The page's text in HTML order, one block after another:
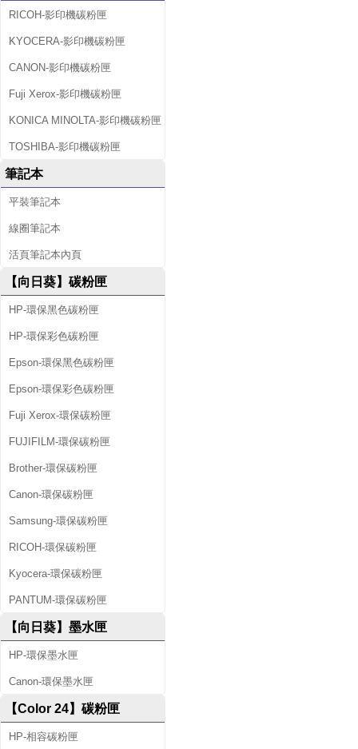
RICOH-影印機碳粉匣
KYOCERA-影印機碳粉匣
CANON-影印機碳粉匣
Fuji Xerox-影印機碳粉匣
KONICA MINOLTA-影印機碳粉匣
TOSHIBA-影印機碳粉匣
筆記本
平裝筆記本
線圈筆記本
活頁筆記本內頁
【向日葵】碳粉匣
HP-環保黑色碳粉匣
HP-環保彩色碳粉匣
Epson-環保黑色碳粉匣
Epson-環保彩色碳粉匣
Fuji Xerox-環保碳粉匣
FUJIFILM-環保碳粉匣
Brother-環保碳粉匣
Canon-環保碳粉匣
Samsung-環保碳粉匣
RICOH-環保碳粉匣
Kyocera-環保碳粉匣
PANTUM-環保碳粉匣
【向日葵】墨水匣
HP-環保墨水匣
Canon-環保墨水匣
【Color 24】碳粉匣
HP-相容碳粉匣